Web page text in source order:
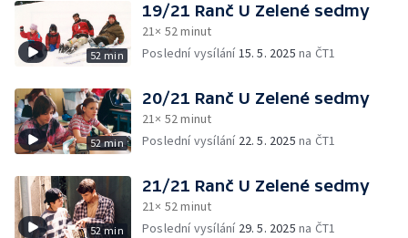
52 min
19/21 Ranč U Zelené sedmy
21× 52 minut
Poslední vysílání15. 5. 2025 na ČT1
52 min
20/21 Ranč U Zelené sedmy
21× 52 minut
Poslední vysílání 22. 5. 2025 na ČT1
52 min
21/21 Ranč U Zelené sedmy
21× 52 minut
Poslední vysílání 29. 5. 2025 na ČT1